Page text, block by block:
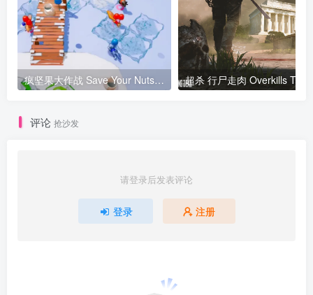
疯坚果大作战 Save Your Nuts 网络联机
评论 抢沙发
请登录后发表评论
登录 注册